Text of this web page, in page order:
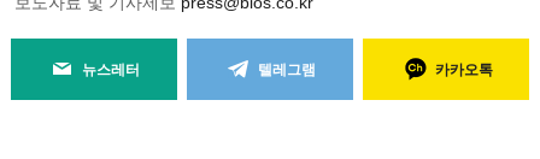
뉴스레터 텔레그램 카카오톡